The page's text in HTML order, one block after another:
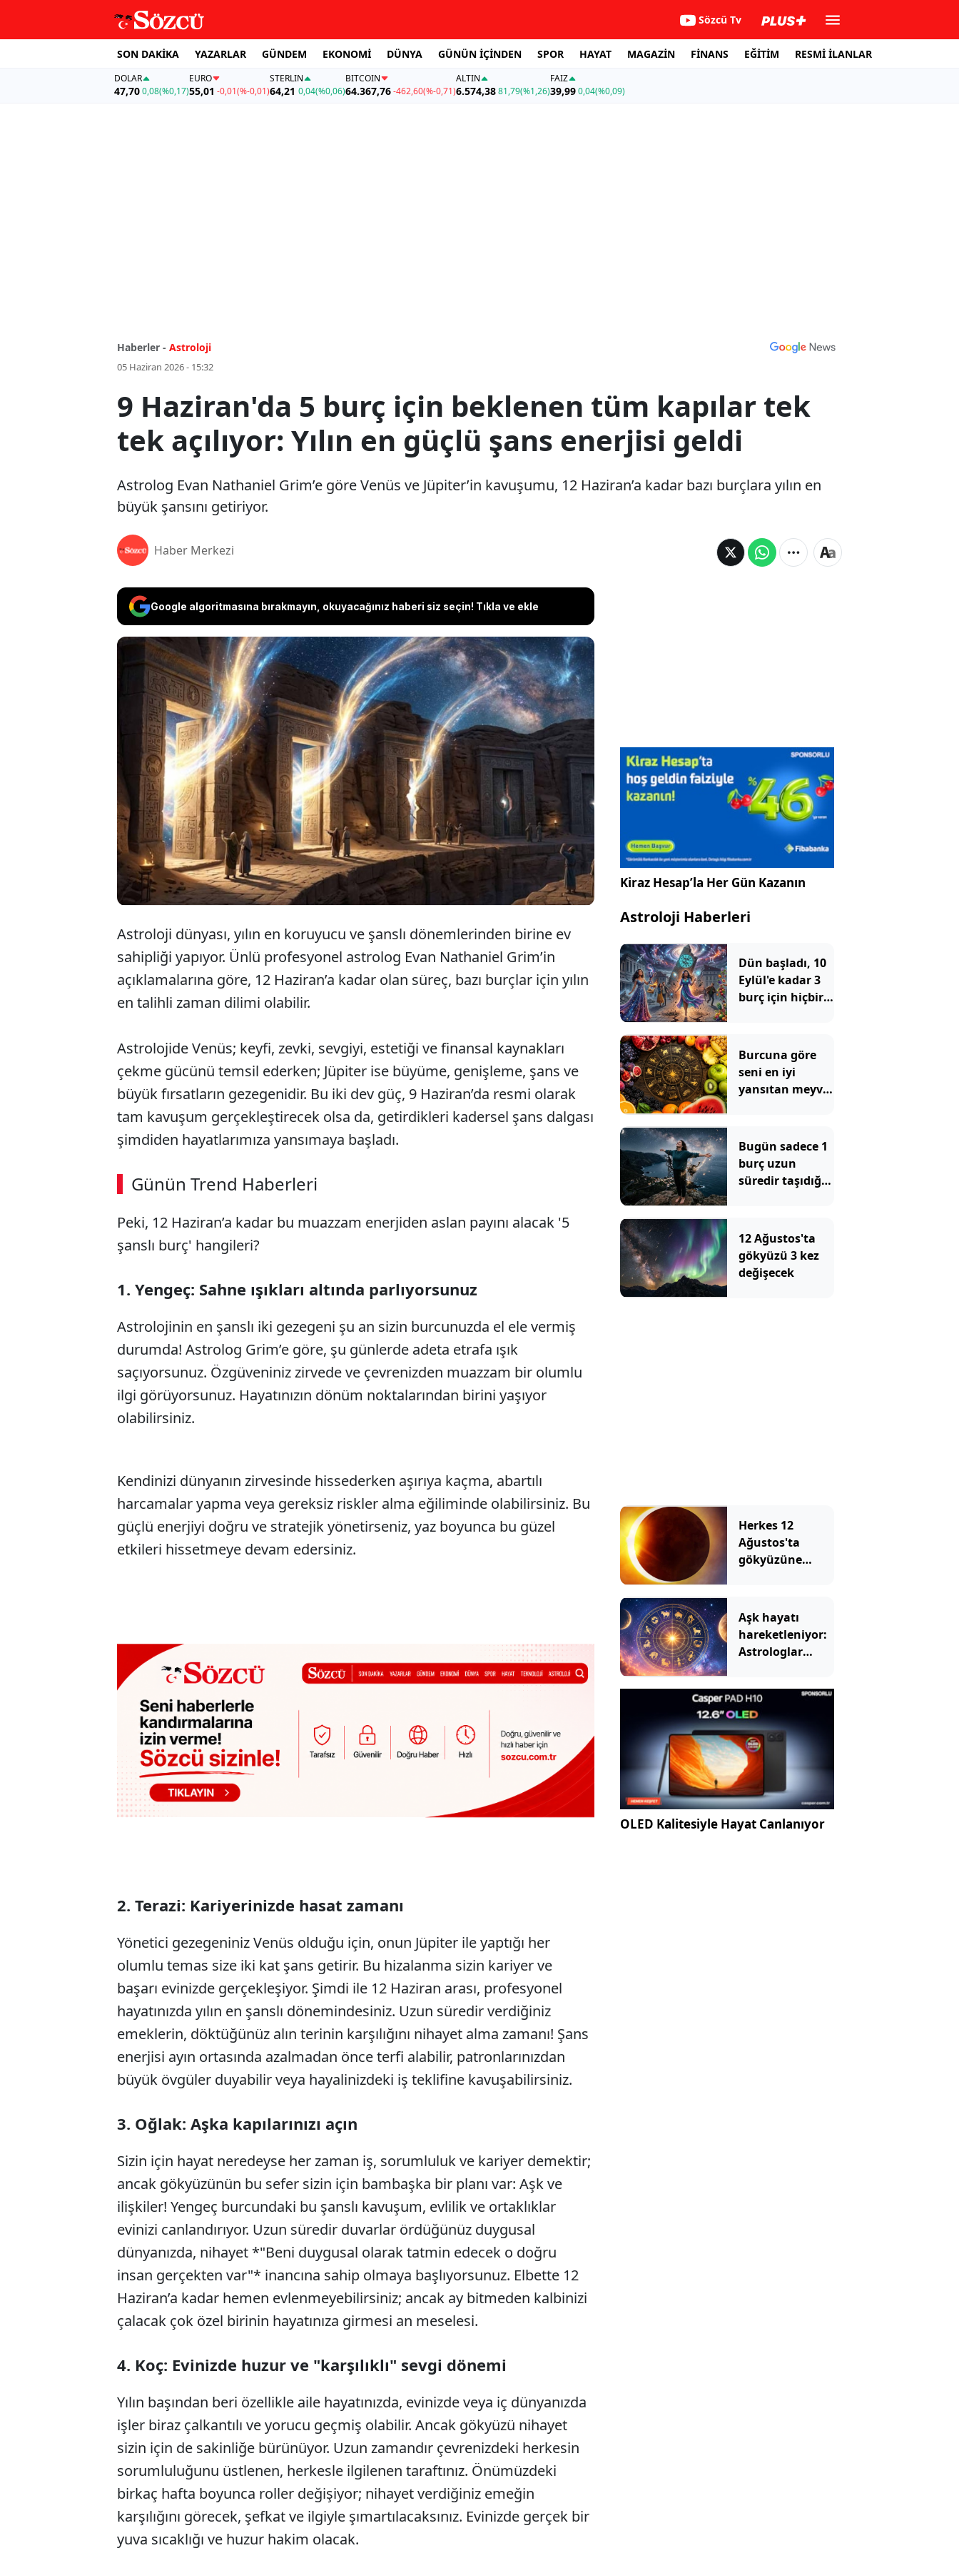
Sözcü Tv
SON DAKİKA YAZARLAR GÜNDEM EKONOMİ DÜNYA GÜNÜN İÇİNDEN SPOR HAYAT MAGAZİN FİNANS EĞİTİM RESMİ İLANLAR
DOLAR
47,700,08(%0,17)
EURO
55,01 -0,01(%-0,01)
STERLIN
64,21 0,04(%0,06)
BITCOIN
64.367,76-462,60(%-0,71)
ALTIN
6.574,3881,79(%1,26)
FAİZ
39,990,04(%0,09)
Haberler - Astroloji
05 Haziran 2026 - 15:32
9 Haziran'da 5 burç için beklenen tüm kapılar tek
tek açılıyor: Yılın en güçlü şans enerjisi geldi
Astrolog Evan Nathaniel Grim’e göre Venüs ve Jüpiter’in kavuşumu, 12 Haziran’a kadar bazı burçlara yılın en
büyük şansını getiriyor.
Haber Merkezi
Google algoritmasına bırakmayın, okuyacağınız haberi siz seçin! Tıkla ve ekle
Astrolog Evan Nathaniel Grim’e göre Venüs ve
Jüpiter’in kavuşumu, 12 Haziran’a kadar bazı
burçlara yılın en büyük şansını getiriyor.
Astroloji dünyası, yılın en koruyucu ve şanslı dönemlerinden birine ev
sahipliği yapıyor. Ünlü profesyonel astrolog Evan Nathaniel Grim’in
açıklamalarına göre, 12 Haziran’a kadar olan süreç, bazı burçlar için yılın
en talihli zaman dilimi olabilir.
Astrolojide Venüs; keyfi, zevki, sevgiyi, estetiği ve finansal kaynakları
çekme gücünü temsil ederken; Jüpiter ise büyüme, genişleme, şans ve
büyük fırsatların gezegenidir. Bu iki dev güç, 9 Haziran’da resmi olarak
tam kavuşum gerçekleştirecek olsa da, getirdikleri kadersel şans dalgası
şimdiden hayatlarımıza yansımaya başladı.
Günün Trend Haberleri
Peki, 12 Haziran’a kadar bu muazzam enerjiden aslan payını alacak '5
şanslı burç' hangileri?
1. Yengeç: Sahne ışıkları altında parlıyorsunuz
Astrolojinin en şanslı iki gezegeni şu an sizin burcunuzda el ele vermiş
durumda! Astrolog Grim’e göre, şu günlerde adeta etrafa ışık
saçıyorsunuz. Özgüveniniz zirvede ve çevrenizden muazzam bir olumlu
ilgi görüyorsunuz. Hayatınızın dönüm noktalarından birini yaşıyor
olabilirsiniz.
Kendinizi dünyanın zirvesinde hissederken aşırıya kaçma, abartılı
harcamalar yapma veya gereksiz riskler alma eğiliminde olabilirsiniz. Bu
güçlü enerjiyi doğru ve stratejik yönetirseniz, yaz boyunca bu güzel
etkileri hissetmeye devam edersiniz.
2. Terazi: Kariyerinizde hasat zamanı
Yönetici gezegeniniz Venüs olduğu için, onun Jüpiter ile yaptığı her
olumlu temas size iki kat şans getirir. Bu hizalanma sizin kariyer ve
başarı evinizde gerçekleşiyor. Şimdi ile 12 Haziran arası, profesyonel
hayatınızda yılın en şanslı dönemindesiniz. Uzun süredir verdiğiniz
emeklerin, döktüğünüz alın terinin karşılığını nihayet alma zamanı! Şans
enerjisi ayın ortasında azalmadan önce terfi alabilir, patronlarınızdan
büyük övgüler duyabilir veya hayalinizdeki iş teklifine kavuşabilirsiniz.
3. Oğlak: Aşka kapılarınızı açın
Sizin için hayat neredeyse her zaman iş, sorumluluk ve kariyer demektir;
ancak gökyüzünün bu sefer sizin için bambaşka bir planı var: Aşk ve
ilişkiler! Yengeç burcundaki bu şanslı kavuşum, evlilik ve ortaklıklar
evinizi canlandırıyor. Uzun süredir duvarlar ördüğünüz duygusal
dünyanızda, nihayet *"Beni duygusal olarak tatmin edecek o doğru
insan gerçekten var"* inancına sahip olmaya başlıyorsunuz. Elbette 12
Haziran’a kadar hemen evlenmeyebilirsiniz; ancak ay bitmeden kalbinizi
çalacak çok özel birinin hayatınıza girmesi an meselesi.
4. Koç: Evinizde huzur ve "karşılıklı" sevgi dönemi
Yılın başından beri özellikle aile hayatınızda, evinizde veya iç dünyanızda
işler biraz çalkantılı ve yorucu geçmiş olabilir. Ancak gökyüzü nihayet
sizin için de sakinliğe bürünüyor. Uzun zamandır çevrenizdeki herkesin
sorumluluğunu üstlenen, herkesle ilgilenen taraftınız. Önümüzdeki
birkaç hafta boyunca roller değişiyor; nihayet verdiğiniz emeğin
karşılığını görecek, şefkat ve ilgiyle şımartılacaksınız. Evinizde gerçek bir
yuva sıcaklığı ve huzur hakim olacak.
Kiraz Hesap’la Her Gün Kazanın
Astroloji Haberleri
Dün başladı, 10
Eylül'e kadar 3
burç için hiçbir
Burcuna göre
seni en iyi
yansıtan meyve
Bugün sadece 1
burç uzun
süredir taşıdığı
kurtulacak
12 Ağustos'ta
gökyüzü 3 kez
değişecek
Herkes 12
Ağustos'ta
gökyüzüne
bakamayacak
Aşk hayatı
hareketleniyor:
Astrologlar
beklenen tarihi
açıkladı
OLED Kalitesiyle Hayat Canlanıyor